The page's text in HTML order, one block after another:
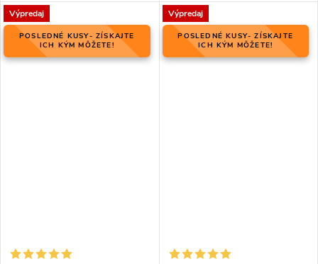
Výpredaj
POSLEDNÉ KUSY- ZÍSKAJTE
ICH KÝM MÔŽETE!
Výpredaj
POSLEDNÉ KUSY- ZÍSKAJTE
ICH KÝM MÔŽETE!